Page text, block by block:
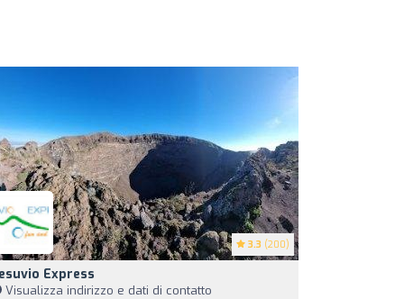
3.3 (200)
Express
Visualizza indirizzo e dati di contatto